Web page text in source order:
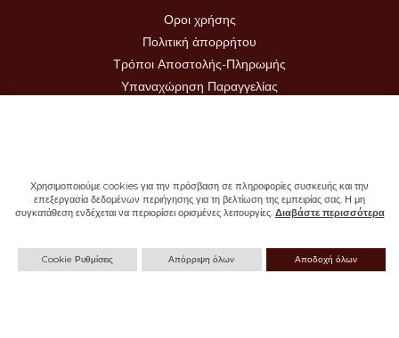
Οροι χρήσης
Πολιτική ἀπορρήτου
Τρόποι Αποστολής-Πληρωμής
Υπαναχώρηση Παραγγελίας
Χρησιμοποιούμε cookies για την πρόσβαση σε πληροφορίες συσκευής και την
επεξεργασία δεδομένων περιήγησης για τη βελτίωση της εμπειρίας σας. Η μη
συγκατάθεση ενδέχεται να περιορίσει ορισμένες λειτουργίες. Διαβάστε περισσότερα
Cookie Ρυθμίσεις Απόρριψη όλων Αποδοχή όλων